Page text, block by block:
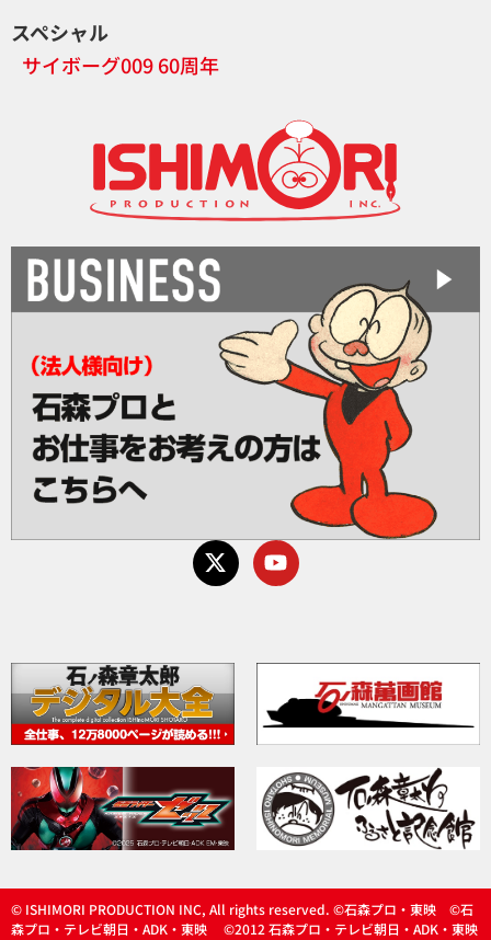
スペシャル
サイボーグ009 60周年
© ISHIMORI PRODUCTION INC, All rights reserved. ©石森プロ・東映 ©石
森プロ・テレビ朝日・ADK・東映 ©2012 石森プロ・テレビ朝日・ADK・東映